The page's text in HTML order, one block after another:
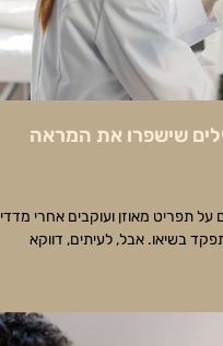
שישפרו את המראה
תפריט מאוזן ועוקבים אחרי מדדי
בשיאו. אבל, לעיתים, דווקא